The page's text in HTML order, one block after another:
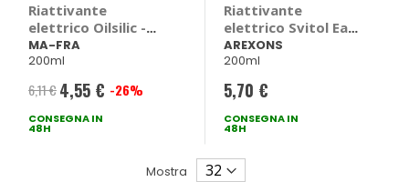
Riattivante
elettrico Oilsilic -
MA-FRA
MA-FRA
200ml
6,11 € Prezzo
speciale
4,55 € -26%
CONSEGNA IN
48H
Riattivante
elettrico Svitol Easy
Elettric - AREXONS
AREXONS
200ml
5,70 €
CONSEGNA IN
48H
Mostra